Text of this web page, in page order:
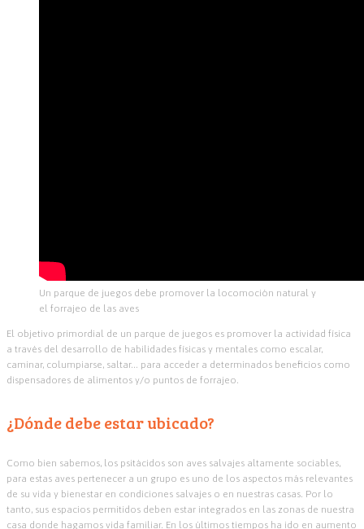
Un parque de juegos debe promover la locomoción natural y
el forrajeo de las aves
El objetivo primordial de un parque de juegos es promover la actividad física
a través del desarrollo de habilidades físicas y mentales como escalar,
caminar, columpiarse, saltar… para acceder a determinados beneficios como
dispensadores de alimentos y/o puntos de forrajeo.
¿Dónde debe estar ubicado?
Como bien sabemos, los psitácidos son aves salvajes altamente sociables,
para estas aves pertenecer a un grupo es uno de los aspectos más relevantes
de su vida y bienestar en condiciones salvajes o en nuestras casas. Por lo
tanto, sus espacios permitidos deben estar integrados en las zonas de nuestra
casa donde hagamos vida familiar. En los últimos tiempos ha ido en aumento